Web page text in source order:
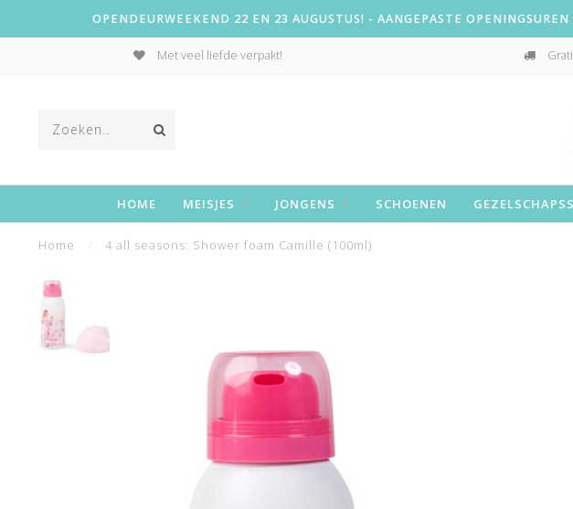
OPENDEURWEEKEND 22 EN 23 AUGUSTUS! - AANGEPASTE
Met veel liefde verpakt!
HOME MEISJES JONGENS SCHOENEN
Home 4 all seasons: Shower foam Camille (100ml)